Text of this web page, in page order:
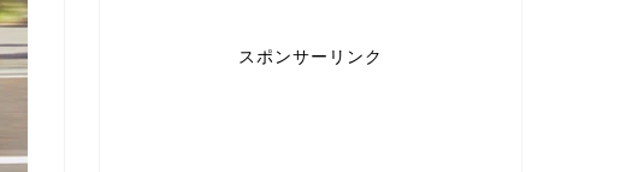
スポンサーリンク